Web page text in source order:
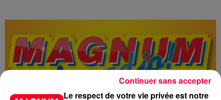
Le respect de votre vie privée est notre
Continuer sans accepter